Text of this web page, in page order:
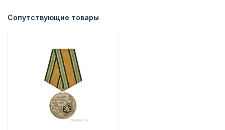
Сопутствующие товары